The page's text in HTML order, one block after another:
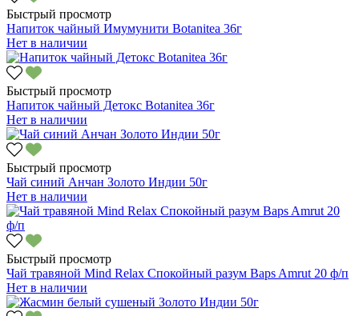
Быстрый просмотр
Напиток чайный Имумунити Botanitea 36г
Нет в наличии
Быстрый просмотр
Напиток чайный Детокс Botanitea 36г
Нет в наличии
Быстрый просмотр
Чай синий Анчан Золото Индии 50г
Нет в наличии
Быстрый просмотр
Чай травяной Mind Relax Спокойный разум Baps Amrut 20 ф/п
Нет в наличии